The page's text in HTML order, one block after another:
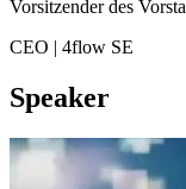
Vorsitzender des
CEO | 4flow SE
Speaker